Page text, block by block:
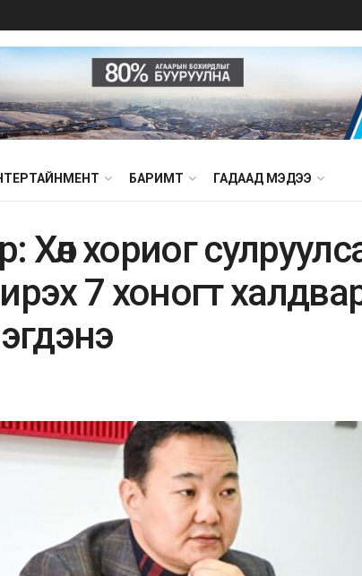
БАРИМТ ГАДААД МЭДЭЭ
Хөл хориог
7 хоногт